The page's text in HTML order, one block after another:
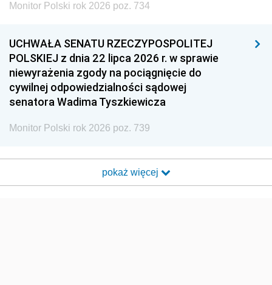
Monitor Polski rok 2026 poz. 734
UCHWAŁA SENATU RZECZYPOSPOLITEJ
POLSKIEJ z dnia 22 lipca 2026 r. w sprawie
niewyrażenia zgody na pociągnięcie do
cywilnej odpowiedzialności sądowej
senatora Wadima Tyszkiewicza
Monitor Polski rok 2026 poz. 739
pokaż więcej